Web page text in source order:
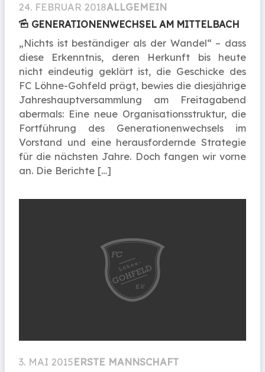
24. FEBRUAR 2018ALLGEMEIN
GENERATIONEN­WECHSEL AM MITTELBACH
„Nichts ist beständiger als der Wandel“ – dass
diese Erkenntnis, deren Herkunft bis heute
nicht eindeutig geklärt ist, die Geschicke des
FC Löhne-Gohfeld prägt, bewies die diesjährige
Jahreshauptversammlung am Freitagabend
abermals: Eine neue Organisationsstruktur, die
Fortführung des Generationenwechsels im
Vorstand und eine herausfordernde Strategie
für die nächsten Jahre. Doch fangen wir vorne
an. Die Berichte […]
3. MAI 2015ERSTE MANNSCHAFT